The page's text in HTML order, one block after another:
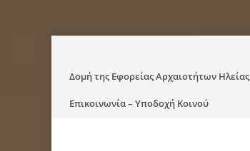
Skip
to
Δομή της Εφορείας Αρχαιοτήτων Ηλείας
Επικοινωνία – Υποδοχή Κοινού